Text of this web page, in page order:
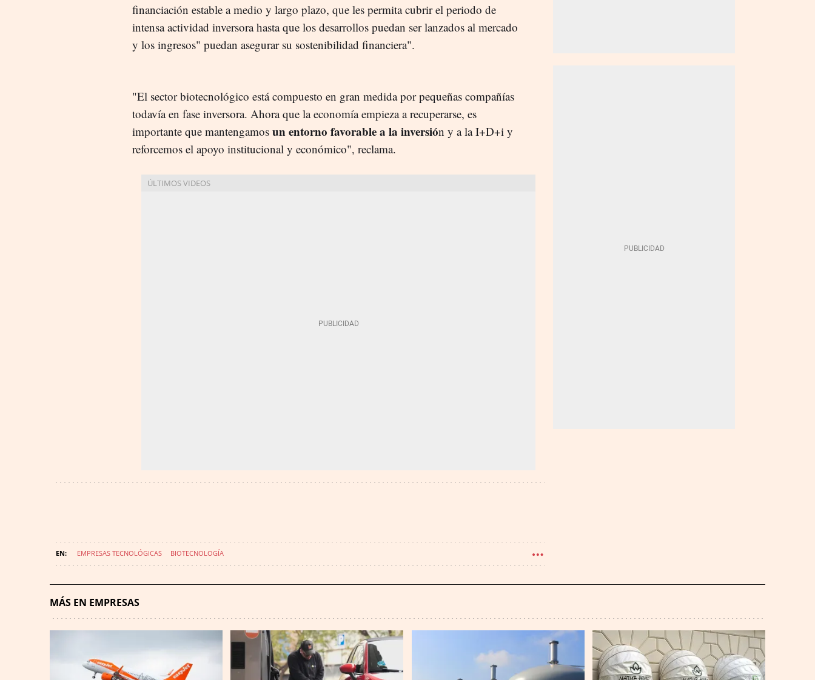
financiación estable a medio y largo plazo, que les permita cubrir el periodo de
intensa actividad inversora hasta que los desarrollos puedan ser lanzados al mercado
y los ingresos" puedan asegurar su sostenibilidad financiera".
"El sector biotecnológico está compuesto en gran medida por pequeñas compañías
todavía en fase inversora. Ahora que la economía empieza a recuperarse, es
importante que mantengamos un entorno favorable a la inversión y a la I+D+i y
reforcemos el apoyo institucional y económico", reclama.
EMPRESAS TECNOLÓGICAS BIOTECNOLOGÍA
MÁS EN EMPRESAS